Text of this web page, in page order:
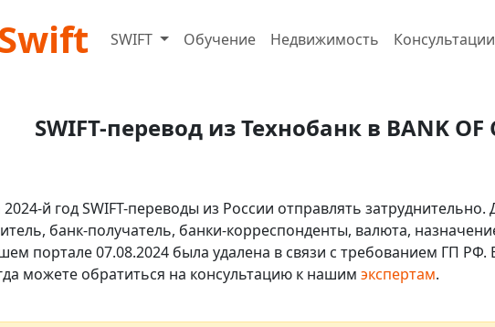
SWIFT Обучение Недвижимость Консультации
SWIFT-перевод из Технобанк в BANK OF
й год SWIFT-переводы из России отправлять
банк-получатель, банки-корреспонденты, валюта,
портале 07.08.2024 была удалена в связи с требованием ГП
можете обратиться на консультацию к нашим экспертам.